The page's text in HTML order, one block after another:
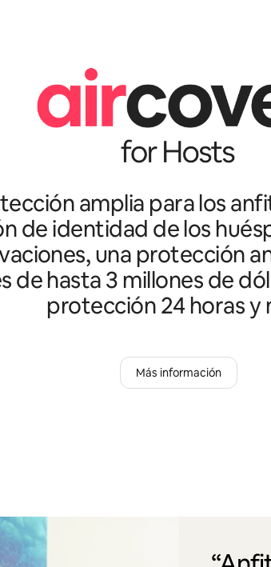
amplia para los
de identidad de los
una protección
de hasta 3 millones de
protección 24 horas y
Más información